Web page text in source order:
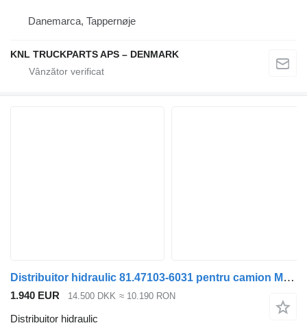
Danemarca, Tappernøje
KNL TRUCKPARTS APS – DENMARK
Distribuitor hidraulic 81.47103-6031 pentru camion MAN
1.940 EUR 14.500 DKK ≈ 10.190 RON
Distribuitor hidraulic